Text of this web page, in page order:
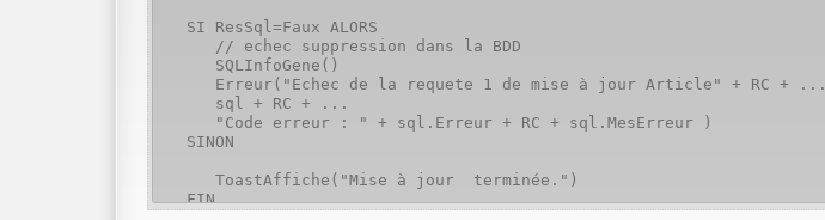
SI ResSql=Faux ALORS
// echec suppression dans la BDD
SQLInfoGene()
Erreur("Echec de la requete 1 de mise à jour Article" + RC + ...
sql + RC + ...
"Code erreur : " + sql.Erreur + RC + sql.MesErreur )
SINON
ToastAffiche("Mise à jour terminée.")
FIN